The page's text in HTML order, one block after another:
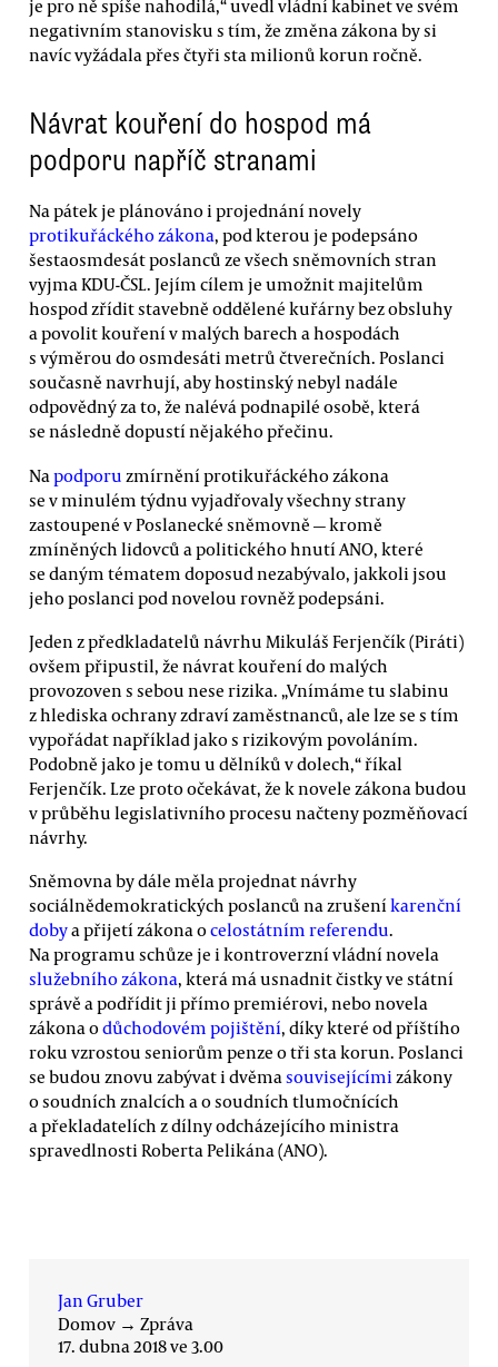
je pro ně spíše nahodilá,“ uvedl vládní kabinet ve svém
negativním stanovisku s tím, že změna zákona by si
navíc vyžádala přes čtyři sta milionů korun ročně.
Návrat kouření do hospod má
podporu napříč stranami
Na pátek je plánováno i projednání novely
protikuřáckého zákona, pod kterou je podepsáno
šestaosmdesát poslanců ze všech sněmovních stran
vyjma KDU-ČSL. Jejím cílem je umožnit majitelům
hospod zřídit stavebně oddělené kuřárny bez obsluhy
a povolit kouření v malých barech a hospodách
s výměrou do osmdesáti metrů čtverečních. Poslanci
současně navrhují, aby hostinský nebyl nadále
odpovědný za to, že nalévá podnapilé osobě, která
se následně dopustí nějakého přečinu.
Na podporu zmírnění protikuřáckého zákona
se v minulém týdnu vyjadřovaly všechny strany
zastoupené v Poslanecké sněmovně — kromě
zmíněných lidovců a politického hnutí ANO, které
se daným tématem doposud nezabývalo, jakkoli jsou
jeho poslanci pod novelou rovněž podepsáni.
Jeden z předkladatelů návrhu Mikuláš Ferjenčík (Piráti)
ovšem připustil, že návrat kouření do malých
provozoven s sebou nese rizika. „Vnímáme tu slabinu
z hlediska ochrany zdraví zaměstnanců, ale lze se s tím
vypořádat například jako s rizikovým povoláním.
Podobně jako je tomu u dělníků v dolech,“ říkal
Ferjenčík. Lze proto očekávat, že k novele zákona budou
v průběhu legislativního procesu načteny pozměňovací
návrhy.
Sněmovna by dále měla projednat návrhy
sociálnědemokratických poslanců na zrušeníkarenční
dobya přijetí zákona ocelostátním referendu.
Na programu schůze je i kontroverzní vládní novela
služebního zákona, která má usnadnit čistky ve státní
správě a podřídit ji přímo premiérovi, nebo novela
zákona odůchodovém pojištění, díky které od příštího
roku vzrostou seniorům penze o tři sta korun. Poslanci
se budou znovu zabývat i dvěmasouvisejícímizákony
o soudních znalcích a o soudních tlumočnících
a překladatelích z dílny odcházejícího ministra
spravedlnosti Roberta Pelikána (ANO).
Jan Gruber
Domov → Zpráva
17. dubna 2018 ve 3.00